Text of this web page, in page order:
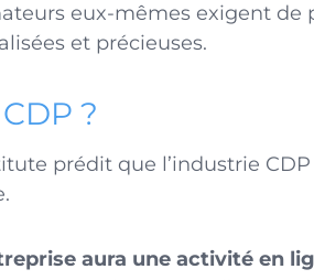
eux-mêmes exigent de
et précieuses.
?
prédit que l’industrie
aura une activité en